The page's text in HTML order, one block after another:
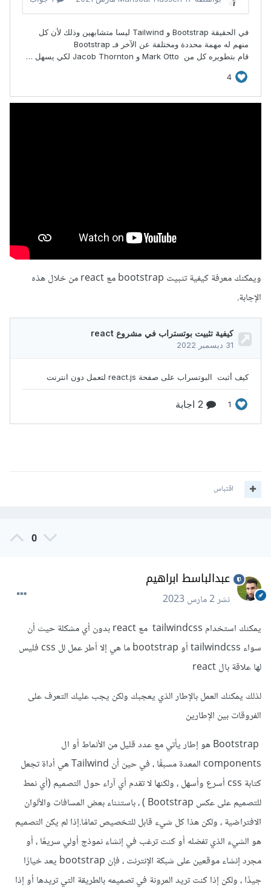
ويمكنك معرفة كيفية تثبيت bootstrap مع react من خلال هذه
الإجابة.
اقتباس
0
عبدالباسط ابراهيم
نشر2 مارس 2023
يمكنك استخدام tailwindcss مع react بدون أي مشكلة حيث أن
سواء tailwindcss أو bootstrap ما هي إلا أطر عمل لل css فليس
لها علاقة بال react
لذلك يمكنك العمل بالإطار الذي يعجبك ولكن يجب عليك التعرف على
الفروقات بين الإطارين
Bootstrap هو إطار يأتي مع عدد قليل من الأنماط أو ال
components المعدة مسبقًا ، في حين أن Tailwind هي أداة تجعل
كتابة css أسرع وأسهل ، ولكنها لا تقدم أي آراء حول التصميم (أي نمط
للتصميم على عكس Bootstrap ) ، باستثناء بعض المسافات والألوان
الافتراضية ، ولكن هذا كل شيء قابل للتخصيص تمامًا.إذا لم يكن التصميم
هو الشيء الذي تفضله أو كنت ترغب في إنشاء نموذج أولي سريعًا ، أو
مجرد إنشاء موقعين على شبكة الإنترنت ، فإن bootstrap يعد خيارًا
جيدًا ، ولكن إذا كنت تريد المرونة في تصميمه بالطريقة التي تريدها أو إذا